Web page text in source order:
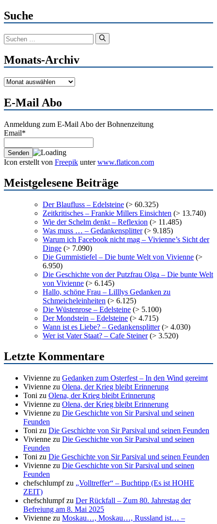
Suche
Suchen
nach:
Monats-Archiv
Monats-
E-Mail Abo
Anmeldung zum E-Mail Abo der Bohnenzeitung
Email*
Icon erstellt von Freepik unterwww.flaticon.com
Meistgelesene Beiträge
Der Blaufluss – Edelsteine (> 60.325)
Zeitkritisches – Frankie Millers Einsichten (> 13.740)
Wie der Schelm denkt – Reflexion (> 11.485)
Was muss … – Gedankensplitter(> 9.185)
Warum ich Facebook nicht mag – Vivienne’s Sicht der
Dinge (> 7.090)
Die Gummistiefel – Die bunte Welt von Vivienne (>
6.950)
Die Geschichte von der Putzfrau Olga – Die bunte Welt
von Vivienne (> 6.145)
Hallo, schöne Frau – Lilllys Gedanken zu
Schmeicheleinheiten (> 6.125)
Die Wüstenrose – Edelsteine (> 5.100)
Der Mondstein – Edelsteine (> 4.715)
Wann ist es Liebe? – Gedankensplitter(> 4.030)
Wer ist Vater Staat? – Cafe Steiner(> 3.520)
Letzte Kommentare
Vivienne zu Gedanken zum Osterfest – In den Wind gereimt
Vivienne zu Olena, der Krieg bleibt Erinnerung
Toni zu Olena, der Krieg bleibt Erinnerung
Vivienne zu Olena, der Krieg bleibt Erinnerung
Vivienne zu Die Geschichte von Sir Parsival und seinen
Feunden
Toni zu Die Geschichte von Sir Parsival und seinen Feunden
Vivienne zu Die Geschichte von Sir Parsival und seinen
Feunden
Toni zu Die Geschichte von Sir Parsival und seinen Feunden
Vivienne zu Die Geschichte von Sir Parsival und seinen
Feunden
chefschlumpfzu „Volltreffer“ – Buchtipp (Es ist HOHE
ZEIT)
chefschlumpfzu Der Rückfall – Zum 80. Jahrestag der
Befreiung am 8. Mai 2025
Vivienne zu Moskau…, Moskau…, Russland ist… –